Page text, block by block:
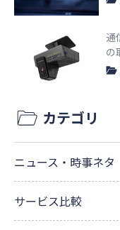
通
の
カテゴリ
ニュース・時事ネタ
サービス比較